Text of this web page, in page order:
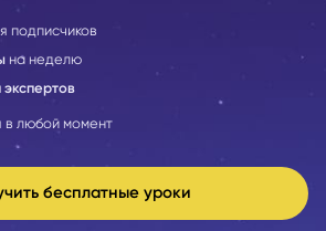
подписчиков
на неделю
в любой момент
бесплатные уроки